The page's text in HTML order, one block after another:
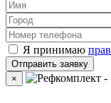
Я принимаю
×